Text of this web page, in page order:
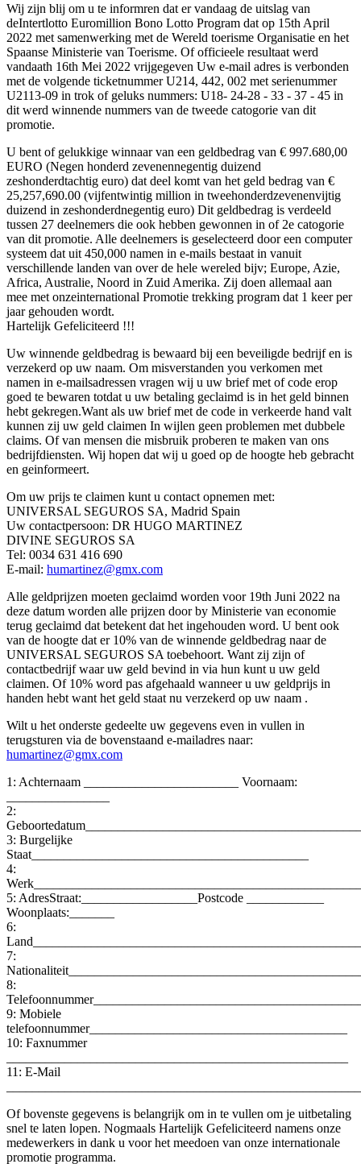
Wij zijn blij om u te informren dat er vandaag de uitslag van
deIntertlotto Euromillion Bono Lotto Program dat op 15th April
2022 met samenwerking met de Wereld toerisme Organisatie en het
Spaanse Ministerie van Toerisme. Of officieele resultaat werd
vandaath 16th Mei 2022 vrijgegeven Uw e-mail adres is verbonden
met de volgende ticketnummer U214, 442, 002 met serienummer
U2113-09 in trok of geluks nummers: U18- 24-28 - 33 - 37 - 45 in
dit werd winnende nummers van de tweede catogorie van dit
promotie.
U bent of gelukkige winnaar van een geldbedrag van € 997.680,00
EURO (Negen honderd zevenennegentig duizend
zeshonderdtachtig euro) dat deel komt van het geld bedrag van €
25,257,690.00 (vijfentwintig million in tweehonderdzevenenvijtig
duizend in zeshonderdnegentig euro) Dit geldbedrag is verdeeld
tussen 27 deelnemers die ook hebben gewonnen in of 2e catogorie
van dit promotie. Alle deelnemers is geselecteerd door een computer
systeem dat uit 450,000 namen in e-mails bestaat in vanuit
verschillende landen van over de hele wereled bijv; Europe, Azie,
Africa, Australie, Noord in Zuid Amerika. Zij doen allemaal aan
mee met onzeinternational Promotie trekking program dat 1 keer per
jaar gehouden wordt.
Hartelijk Gefeliciteerd !!!
Uw winnende geldbedrag is bewaard bij een beveiligde bedrijf en is
verzekerd op uw naam. Om misverstanden you verkomen met
namen in e-mailsadressen vragen wij u uw brief met of code erop
goed te bewaren totdat u uw betaling geclaimd is in het geld binnen
hebt gekregen.Want als uw brief met de code in verkeerde hand valt
kunnen zij uw geld claimen In wijlen geen problemen met dubbele
claims. Of van mensen die misbruik proberen te maken van ons
bedrijfdiensten. Wij hopen dat wij u goed op de hoogte heb gebracht
en geinformeert.
Om uw prijs te claimen kunt u contact opnemen met:
UNIVERSAL SEGUROS SA, Madrid Spain
Uw contactpersoon: DR HUGO MARTINEZ
DIVINE SEGUROS SA
Tel: 0034 631 416 690
E-mail: humartinez@gmx.com
Alle geldprijzen moeten geclaimd worden voor 19th Juni 2022 na
deze datum worden alle prijzen door by Ministerie van economie
terug geclaimd dat betekent dat het ingehouden word. U bent ook
van de hoogte dat er 10% van de winnende geldbedrag naar de
UNIVERSAL SEGUROS SA toebehoort. Want zij zijn of
contactbedrijf waar uw geld bevind in via hun kunt u uw geld
claimen. Of 10% word pas afgehaald wanneer u uw geldprijs in
handen hebt want het geld staat nu verzekerd op uw naam .
Wilt u het onderste gedeelte uw gegevens even in vullen in
terugsturen via de bovenstaand e-mailadres naar:
humartinez@gmx.com
1: Achternaam ________________________ Voornaam:
2:
3: Burgelijke
Staat___________________________________________
4:
5: AdresStraat:__________________Postcode ____________
Woonplaats:_______
6:
7:
8:
9: Mobiele
telefoonnummer________________________________________
10: Faxnummer
11: E-Mail
Of bovenste gegevens is belangrijk om in te vullen om je uitbetaling
snel te laten lopen. Nogmaals Hartelijk Gefeliciteerd namens onze
medewerkers in dank u voor het meedoen van onze internationale
promotie programma.